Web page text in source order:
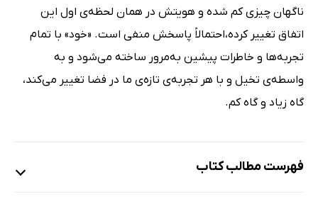
ناگهان چیزی کم شده و هویتش در همان لحظه‌ی اول این
اتفاق تغییر کرده،احتمالاً پاسخش منفی است. «خود» با تمام
تجربه‌ها و خاطرات پیشین به‌مرور ساخته می‌شود و به
واسطه‌ی تخیل و با هر تجربه‌ی تازه‌ی ما در فضا تغییر می‌کند،
گاه زیاد و گاه کم.
فهرست مطالب کتاب